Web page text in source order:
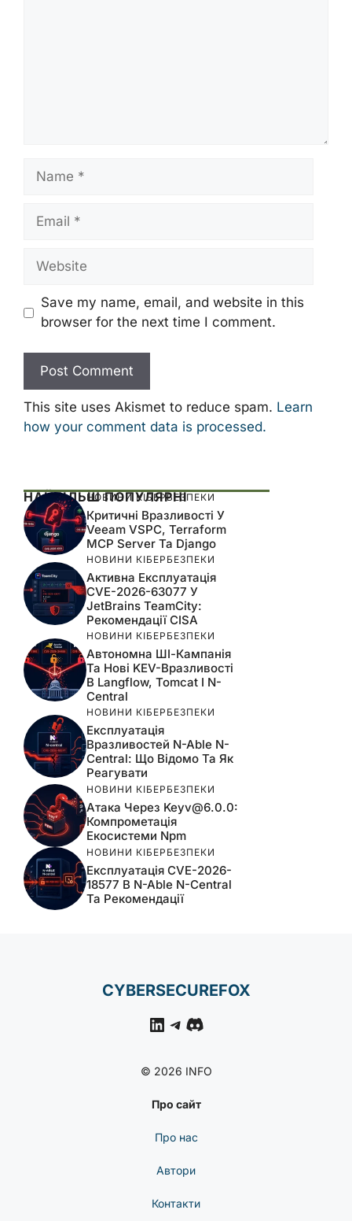
Name
Email
Website
Save my name, email, and website in this
browser for the next time I comment.
This site uses Akismet to reduce spam. Learn
how your comment data is processed.
НАЙБІЛЬШ ПОПУЛЯРНІ
НОВИНИ КІБЕРБЕЗПЕКИ
Критичні Вразливості У
Veeam VSPC, Terraform
MCP Server Та Django
НОВИНИ КІБЕРБЕЗПЕКИ
Активна Експлуатація
CVE-2026-63077 У
JetBrains TeamCity:
Рекомендації CISA
НОВИНИ КІБЕРБЕЗПЕКИ
Автономна ШІ-Кампанія
Та Нові KEV-Вразливості
В Langflow, Tomcat І N-
Central
НОВИНИ КІБЕРБЕЗПЕКИ
Експлуатація
Вразливостей N-Able N-
Central: Що Відомо Та Як
Реагувати
НОВИНИ КІБЕРБЕЗПЕКИ
Атака Через Keyv@6.0.0:
Компрометація
Екосистеми Npm
НОВИНИ КІБЕРБЕЗПЕКИ
Експлуатація CVE-2026-
18577 В N-Able N-Central
Та Рекомендації
CYBERSECUREFOX
LinkedIn
Telegram
Discord
© 2026 INFO
Про сайт
Про нас
Автори
Контакти